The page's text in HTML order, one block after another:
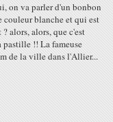
on va parler d'un bonbon
couleur blanche et qui est
alors, alors, que c'est
!! La fameuse
de la ville dans l'Allier...